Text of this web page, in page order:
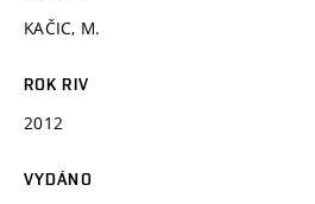
KAČIC, M.
ROK RIV
2012
VYDÁNO